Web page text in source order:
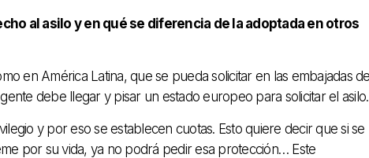
al asilo y en qué se diferencia de la adoptada en otros
en América Latina, que se pueda solicitar en las embajadas
debe llegar y pisar un estado europeo para solicitar el asilo.
y por eso se establecen cuotas. Esto quiere decir que si se
por su vida, ya no podrá pedir esa protección… Este